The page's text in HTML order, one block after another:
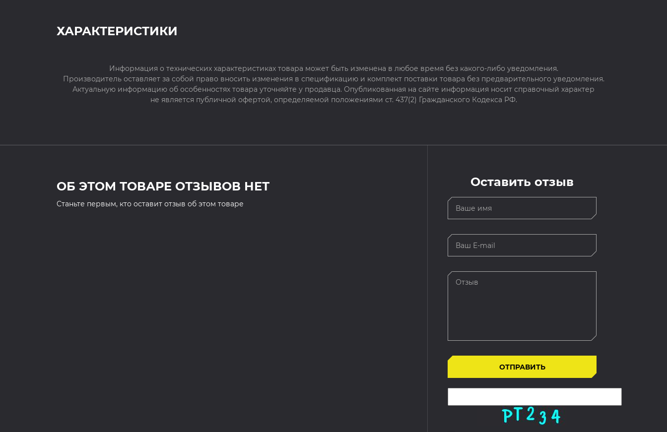
ХАРАКТЕРИСТИКИ
Информация о технических характеристиках товара может быть изменена в любое время без какого-либо уведомления.
Производитель оставляет за собой право вносить изменения в спецификацию и комплект поставки товара без предварительного уведомления.
Актуальную информацию об особенностях товара уточняйте у продавца. Опубликованная на сайте информация носит справочный характер
не является публичной офертой, определяемой положениями ст. 437(2) Гражданского Кодекса РФ.
ОБ ЭТОМ ТОВАРЕ ОТЗЫВОВ НЕТ
Cтаньте первым, кто оставит отзыв об этом товаре
Оставить отзыв